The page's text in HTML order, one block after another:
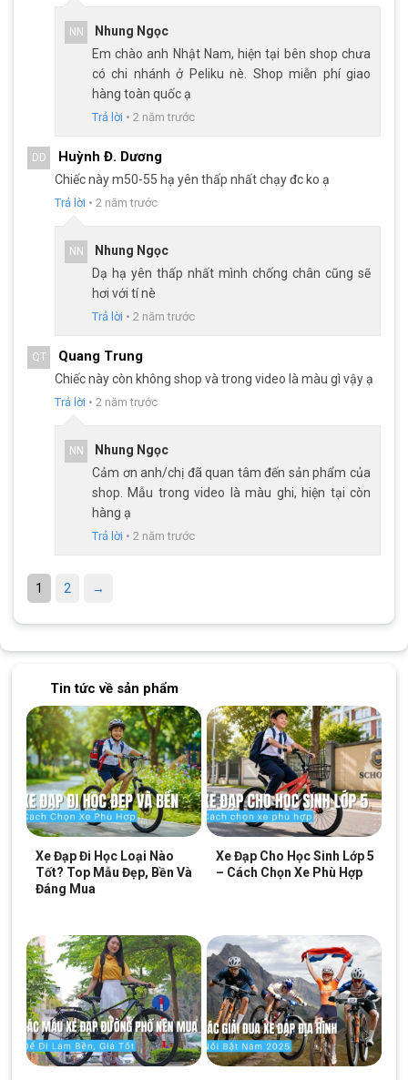
Bánh xe 700c chuẩn thể thao
Xe Đạp DTFLY SR7 được trang bị bánh CST CITY
PARKOUR, phổ biến ở các dòng
phù hợp người dùng từ 1m60. Bánh xe có độ bám đường tốt,
phù hợp di chuyển nhiều loại địa hình khác nhau.
Vành DTFLY nhôm 2 lớp 40mm giúp giảm trọng lượng cho xe,
Bánh của Xe Đạp Đua DTFLY SR7 700C
Yên thể thao, êm ái, cọc yên vững chắc, điều chỉnh dễ dàng
NN
Nhung Ngọc
Em chào anh Nhật Nam, hiện tại bên shop chưa
có chi nhánh ở Peliku nè. Shop miễn phí giao
hàng toàn quốc ạ
Trả lời • 2 năm trước
DD Huỳnh Đ. Dương
Chiếc này m50-55 hạ yên thấp nhất chạy đc ko ạ
Trả lời • 2 năm trước
NN
Nhung Ngọc
Dạ hạ yên thấp nhất mình chống chân cũng sẽ
hơi với tí nè
Trả lời • 2 năm trước
QT Quang Trung
Chiếc này còn không shop và trong video là màu gì vậy ạ
Trả lời • 2 năm trước
NN
Nhung Ngọc
Cảm ơn anh/chị đã quan tâm đến sản phẩm của
shop. Mẫu trong video là màu ghi, hiện tại còn
hàng ạ
Trả lời • 2 năm trước
1 2 →
Tin tức về sản phẩm
Xe Đạp Đi Học Loại Nào
Tốt? Top Mẫu Đẹp, Bền Và
Đáng Mua
Xe Đạp Cho Học Sinh Lớp 5
– Cách Chọn Xe Phù Hợp